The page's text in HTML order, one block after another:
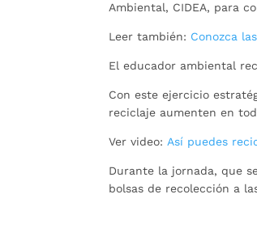
Ambiental, CIDEA, para
Leer también: Conozca
El educador ambiental
Con este ejercicio
reciclaje aumenten en
Ver video: Así puedes
Durante la jornada, que
bolsas de recolección a